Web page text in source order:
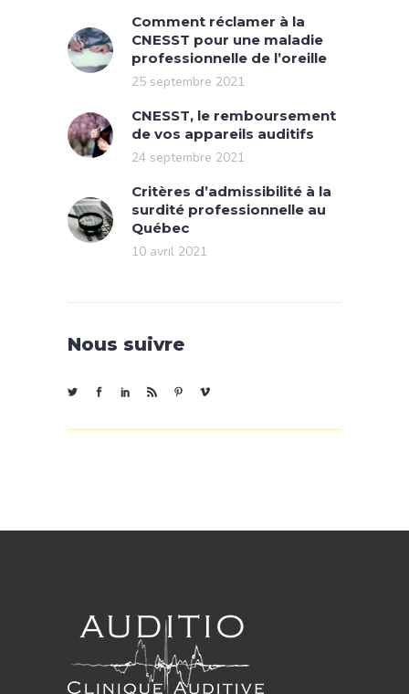
Comment réclamer à la
CNESST pour une maladie
professionnelle de l’oreille
25 septembre 2021
CNESST, le remboursement
de vos appareils auditifs
24 septembre 2021
Critères d’admissibilité à la
surdité professionnelle au
Québec
10 avril 2021
Nous suivre